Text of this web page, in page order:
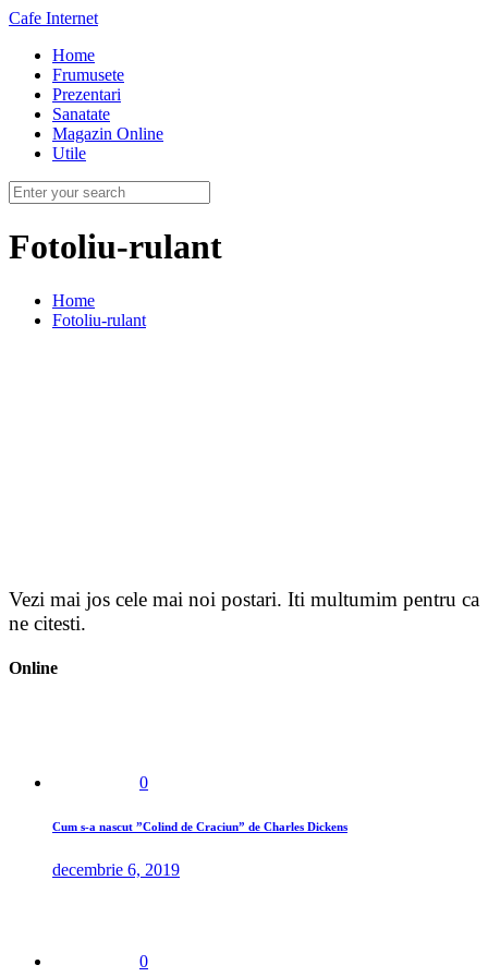
Cafe Internet
Home
Frumusete
Prezentari
Sanatate
Magazin Online
Utile
Fotoliu-rulant
Home
Fotoliu-rulant
Vezi mai jos cele mai noi postari. Iti multumim pentru ca
ne citesti.
Online
0
Cum s-a nascut ”Colind de Craciun” de Charles Dickens
decembrie 6, 2019
0